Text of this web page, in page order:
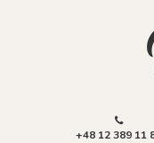
+48 12 389 11